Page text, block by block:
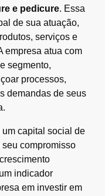
e pedicure. Essa
de sua atuação,
serviços e
empresa atua com
segmento,
processos,
demandas de seus
capital social de
compromisso
indicador
em investir em